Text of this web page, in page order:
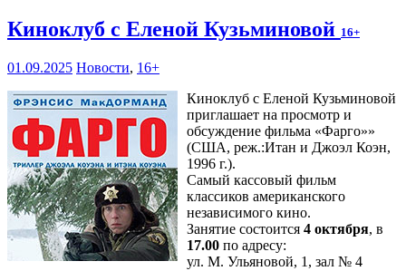
Киноклуб с Еленой Кузьминовой 16+
01.09.2025 Новости, 16+
Киноклуб с Еленой Кузьминовой
приглашает на просмотр и
обсуждение фильма «Фарго»»
(США, реж.:Итан и Джоэл Коэн,
1996 г.).
Самый кассовый фильм
классиков американского
независимого кино.
Занятие состоится 4 октября, в
17.00 по адресу:
ул. М. Ульяновой, 1, зал № 4